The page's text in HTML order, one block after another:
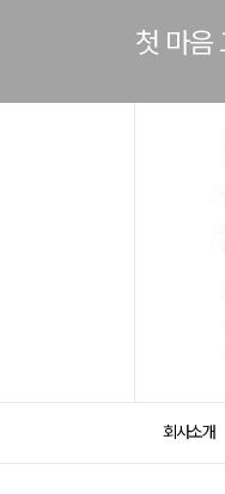
첫 마음
회사소개